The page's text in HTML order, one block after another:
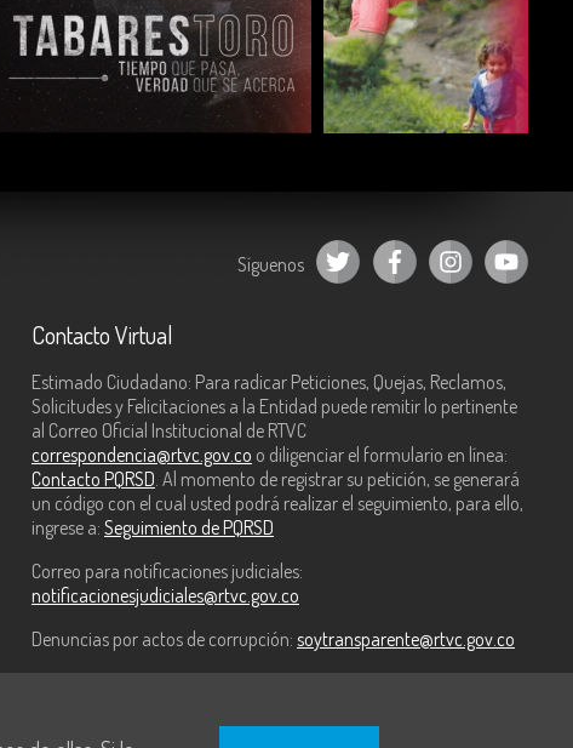
COMPARTIR COMPARTIR
Síguenos
Contacto Virtual
Estimado Ciudadano: Para radicar Peticiones, Quejas, Reclamos,
Solicitudes y Felicitaciones a la Entidad puede remitir lo pertinente
al Correo Oficial Institucional de RTVC
correspondencia@rtvc.gov.co o diligenciar el formulario en línea:
Contacto PQRSD . Al momento de registrar su petición, se generará
un código con el cual usted podrá realizar el seguimiento, para ello,
ingrese a: Seguimiento de PQRSD
Correo para notificaciones judiciales:
notificacionesjudiciales@rtvc.gov.co
Denuncias por actos de corrupción: soytransparente@rtvc.gov.co